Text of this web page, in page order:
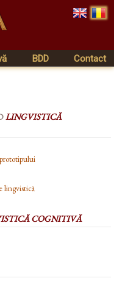
BDD Contact
LINGVISTICĂ
lingvistică
COGNITIVĂ